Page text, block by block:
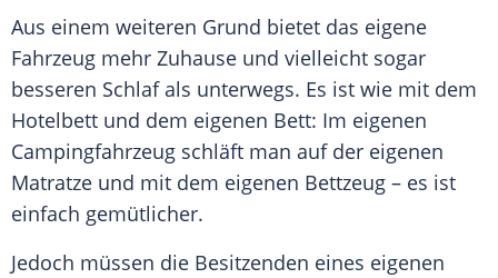
Aus einem weiteren Grund bietet das eigene
Fahrzeug mehr Zuhause und vielleicht sogar
besseren Schlaf als unterwegs. Es ist wie mit dem
Hotelbett und dem eigenen Bett: Im eigenen
Campingfahrzeug schläft man auf der eigenen
Matratze und mit dem eigenen Bettzeug – es ist
einfach gemütlicher.
Jedoch müssen die Besitzenden eines eigenen